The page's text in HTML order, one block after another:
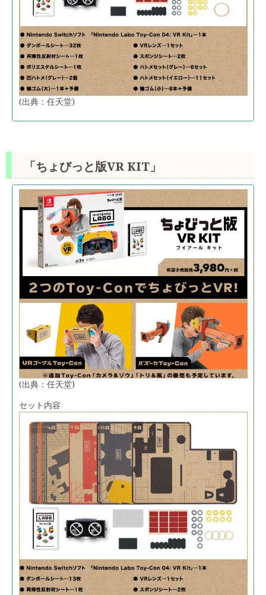
(出典：任天堂)
「ちょびっと版VR KIT」
(出典：任天堂)
セット内容